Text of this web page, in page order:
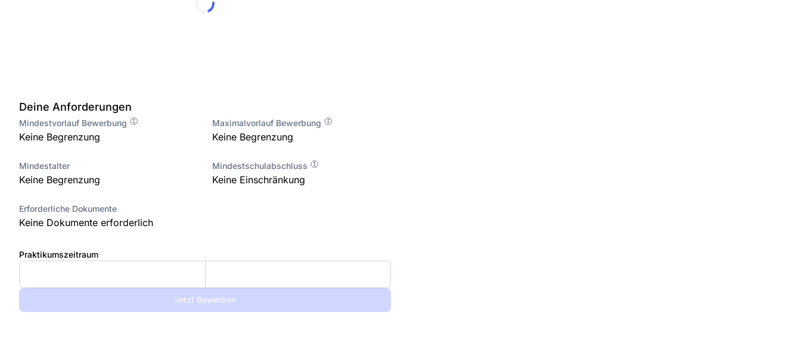
Deine Anforderungen
Mindestvorlauf Bewerbung
Keine Begrenzung
Maximalvorlauf Bewerbung
Keine Begrenzung
Mindestalter
Keine Begrenzung
Mindestschulabschluss
Keine Einschränkung
Erforderliche Dokumente
Keine Dokumente erforderlich
Praktikumszeitraum
Jetzt Bewerben